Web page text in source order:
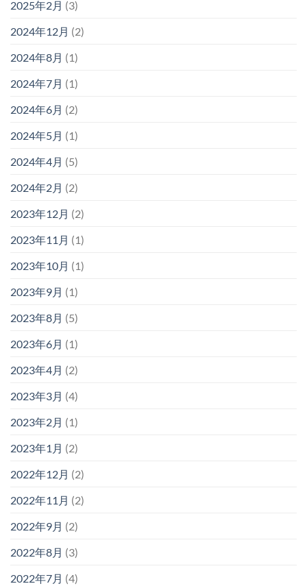
2025年2月 (3)
2024年12月 (2)
2024年8月 (1)
2024年7月 (1)
2024年6月 (2)
2024年5月 (1)
2024年4月 (5)
2024年2月 (2)
2023年12月 (2)
2023年11月 (1)
2023年10月 (1)
2023年9月 (1)
2023年8月 (5)
2023年6月 (1)
2023年4月 (2)
2023年3月 (4)
2023年2月 (1)
2023年1月 (2)
2022年12月 (2)
2022年11月 (2)
2022年9月 (2)
2022年8月 (3)
2022年7月 (4)